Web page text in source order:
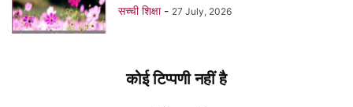
सच्ची शिक्षा - 27 July, 2026
कोई टिप्पणी नहीं है